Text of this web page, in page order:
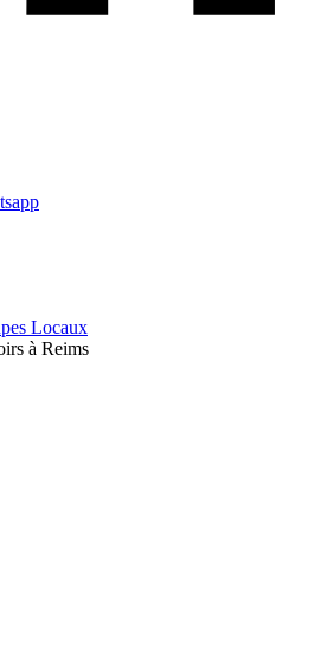
Locaux
à Reims